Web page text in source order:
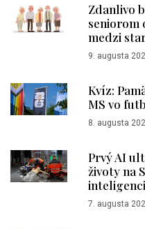
Zdanlivo
seniorom
medzi
9. augusta
Kvíz:
MS vo
8. augusta
Prvý AI
životy na
7. augusta